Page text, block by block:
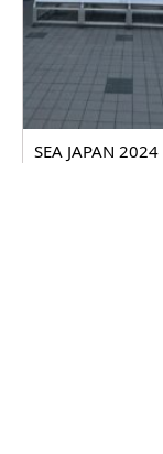
SEA JAPAN 2024